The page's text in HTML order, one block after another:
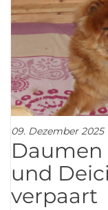
09. Dezember 2025
und
verpaart